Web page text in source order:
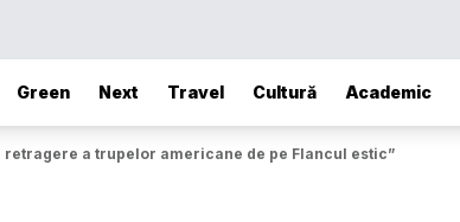
Green Next Travel Cultură Academic
retragere a trupelor americane de pe Flancul estic”